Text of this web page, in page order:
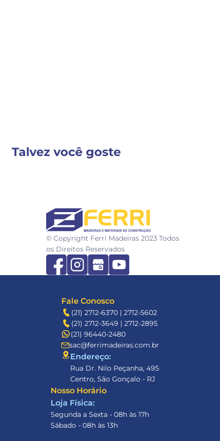
VER MAIS INFORMAÇÕES
Talvez você goste
FERRI
© Copyright Ferri Madeiras 2023 Todos
os Direitos Reservados
Fale Conosco
(21) 2712-6370 | 2712-5602
(21) 2712-3649 | 2712-2895
(21) 96440-2480
sac@ferrimadeiras.com.br
Endereço:
Rua Dr. Nilo Peçanha, 495
Centro, São Gonçalo - RJ
Nosso Horário
Loja Física:
Segunda a Sexta - 08h às 17h
Sábado - 08h às 13h